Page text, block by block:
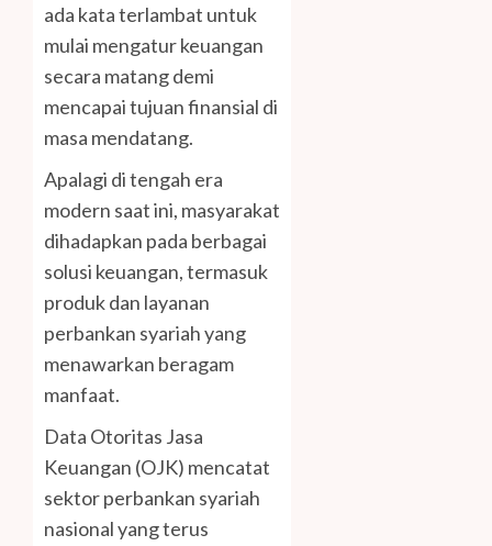
ada kata terlambat untuk
mulai mengatur keuangan
secara matang demi
mencapai tujuan finansial di
masa mendatang.
Apalagi di tengah era
modern saat ini, masyarakat
dihadapkan pada berbagai
solusi keuangan, termasuk
produk dan layanan
perbankan syariah yang
menawarkan beragam
manfaat.
Data Otoritas Jasa
Keuangan (OJK) mencatat
sektor perbankan syariah
nasional yang terus